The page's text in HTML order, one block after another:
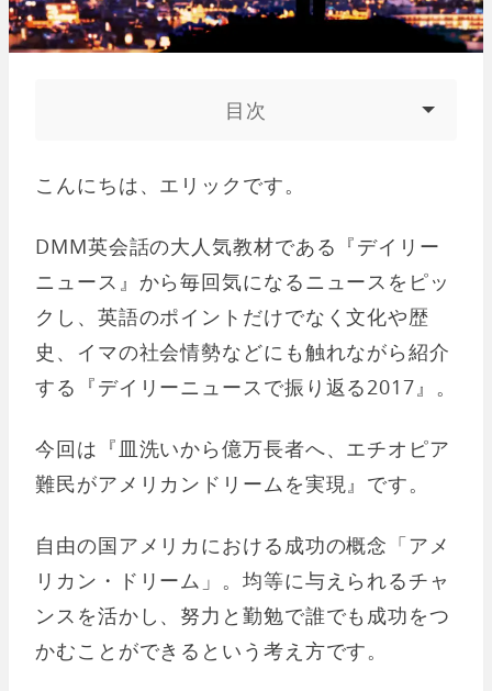
目次
こんにちは、エリックです。
DMM英会話の大人気教材である『デイリー
ニュース』から毎回気になるニュースをピッ
クし、英語のポイントだけでなく文化や歴
史、イマの社会情勢などにも触れながら紹介
する『デイリーニュースで振り返る2017』。
今回は『皿洗いから億万長者へ、エチオピア
難民がアメリカンドリームを実現』です。
自由の国アメリカにおける成功の概念「アメ
リカン・ドリーム」。均等に与えられるチャ
ンスを活かし、努力と勤勉で誰でも成功をつ
かむことができるという考え方です。